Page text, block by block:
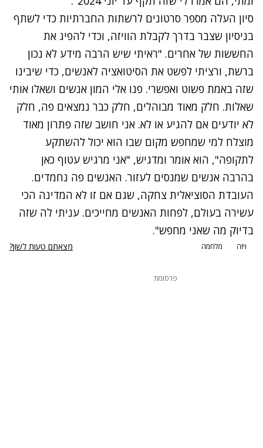
סיון העלה מספר סרטונים לרשתות החברתיות כדי לשתף
בניסיון שצבר בדרך לקבלת הוויזה, וכדי להפיג את
החששות של אחרים. "ראיתי שיש הרבה מידע לא נכון
ברשת, ורציתי לפשט את הסיטואציה לאנשים, כדי שיבינו
שזה באמת פשוט ואפשרי. פנו אלי המון אנשים ושאלו אותי
שאלות. חלק מאוד מבוהלים, חלק כבר נמצאים פה, חלק
לא יודעים אם להגיע או לא. אני חושב שזה פתרון מאוד
מוצלח למי שמחפש מקום שבו הוא יכול להשתקע
לתקופה", הוא אומר ומדגיש, "אני מרגיש עטוף כאן
בהרבה אנשים שמנסים לעזור. האנשים פה נחמדים.
העובדת הסוציאלית צחקה, שגם אם זו לא המדינה הכי
עשירה בעולם, לפחות האנשים מחייכים. עניתי לה שזה
בדיוק מה שאני מחפש".
ויזה מלחמה מצאתם טעות לשון?
פרסומת